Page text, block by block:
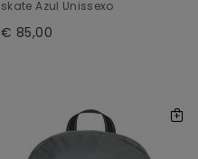
skate Azul Unissexo
€ 85,00